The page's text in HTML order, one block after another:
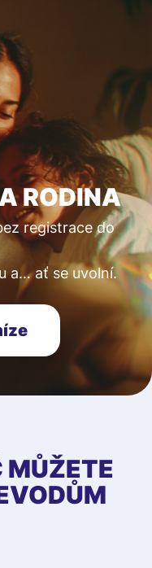
RODINA
registrace do
a… ať se uvolní.
MŮŽETE